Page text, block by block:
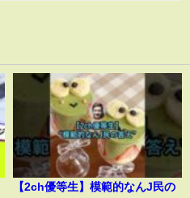
【2ch優等生】模範的なんJ民の